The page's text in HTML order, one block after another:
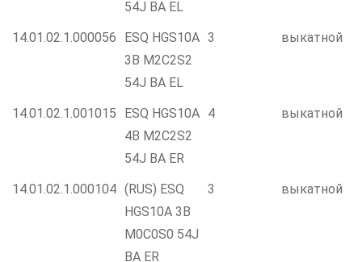
54J BA EL
14.01.02.1.000056
ESQ HGS10A
3B M2C2S2
54J BA EL
3 выкатной
14.01.02.1.001015
ESQ HGS10A
4B M2C2S2
54J BA ER
4 выкатной
14.01.02.1.000104 (RUS) ESQ
HGS10A 3B
M0C0S0 54J
BA ER
3 выкатной